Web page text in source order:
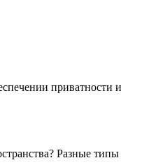
приватности и
Разные типы